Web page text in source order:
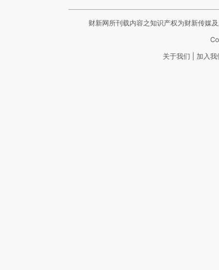
财新网所刊载内容之知识产权为财新传媒
关于我们 加入我